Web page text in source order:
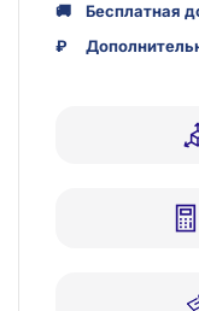
🚚 Бесплатная
₽